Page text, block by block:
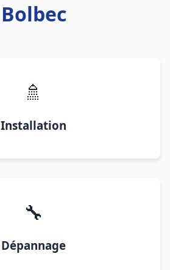
Bolbec
🚿
Installation
🔧
Dépannage